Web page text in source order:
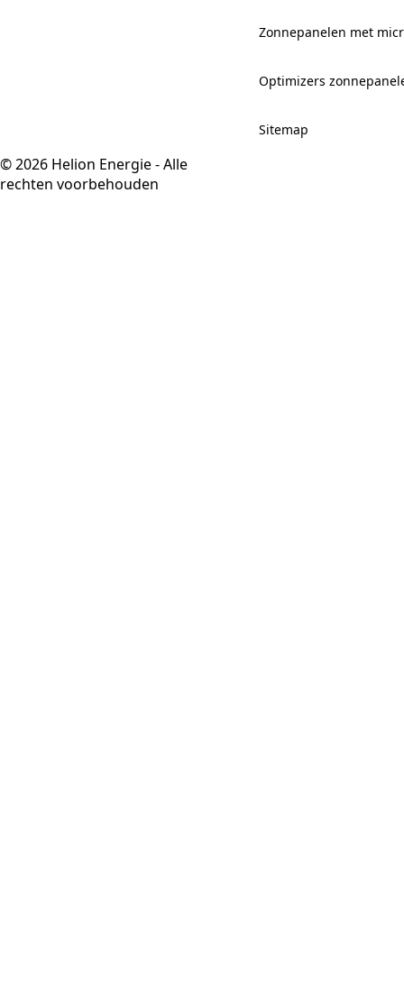
Zonnepanelen met
Optimizers
Sitemap
© 2026 Helion Energie - Alle
rechten voorbehouden